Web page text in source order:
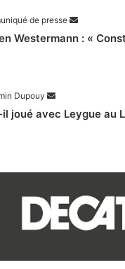
de presse
Westermann : «
Dupouy
joué avec Leygue au